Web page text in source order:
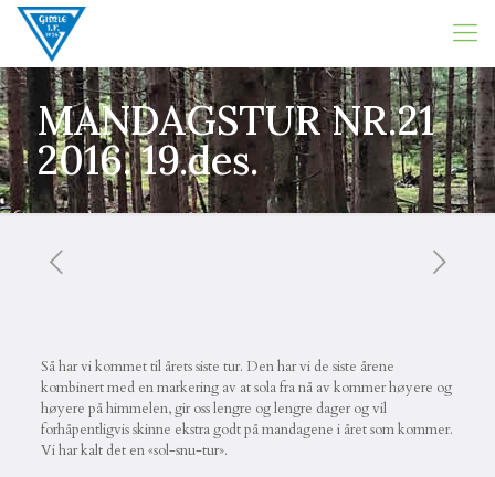
MANDAGSTUR NR.21
2016. 19.des.
Så har vi kommet til årets siste tur. Den har vi de siste årene
kombinert med en markering av at sola fra nå av kommer høyere og
høyere på himmelen, gir oss lengre og lengre dager og vil
forhåpentligvis skinne ekstra godt på mandagene i året som kommer.
Vi har kalt det en «sol-snu-tur».